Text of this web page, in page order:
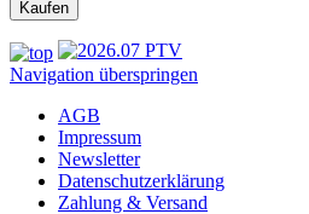
Navigation überspringen
AGB
Impressum
Newsletter
Datenschutzerklärung
Zahlung & Versand